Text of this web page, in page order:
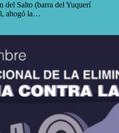
del Salto (barra del Yuquerí
ahogó la…